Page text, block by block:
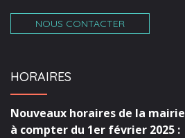
NOUS CONTACTER
HORAIRES
Nouveaux horaires de la mairie
à compter du 1er février 2025 :